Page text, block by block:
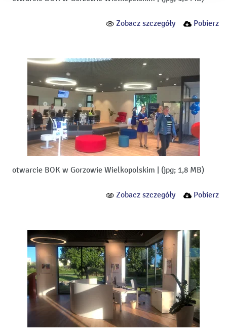
Zobacz szczegóły Pobierz
otwarcie BOK w Gorzowie Wielkopolskim (jpg; 1,8 MB)
Zobacz szczegóły Pobierz